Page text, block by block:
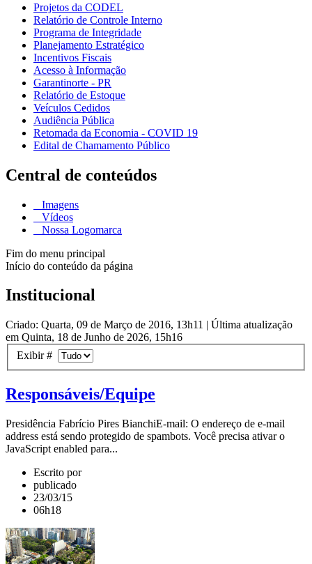
Projetos da CODEL
Relatório de Controle Interno
Programa de Integridade
Planejamento Estratégico
Incentivos Fiscais
Acesso à Informação
Garantinorte - PR
Relatório de Estoque
Veículos Cedidos
Audiência Pública
Retomada da Economia - COVID 19
Edital de Chamamento Público
Central de conteúdos
Imagens
Vídeos
Nossa Logomarca
Fim do menu principal
Início do conteúdo da página
Institucional
Criado: Quarta, 09 de Março de 2016, 13h11 | Última atualização
em Quinta, 18 de Junho de 2026, 15h16
Exibir #
Responsáveis/Equipe
Presidência Fabrício Pires BianchiE-mail: O endereço de e-mail
address está sendo protegido de spambots. Você precisa ativar o
JavaScript enabled para...
Escrito por
publicado
23/03/15
06h18